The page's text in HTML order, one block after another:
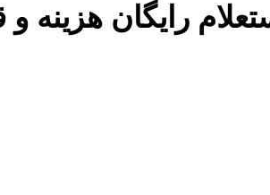
رایگان هزینه